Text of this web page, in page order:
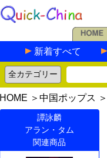
新着すべて
HOME ＞ 中国ポップス ＞
譚詠麟
アラン・タム
関連商品